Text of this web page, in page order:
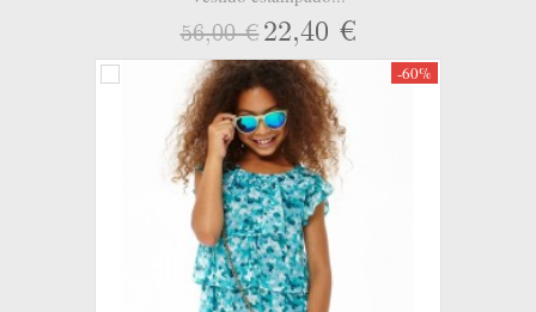
56,00 €22,40 €
-60%